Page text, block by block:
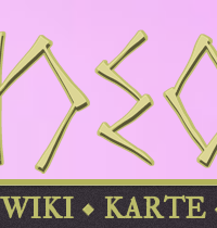
WIKI KARTE